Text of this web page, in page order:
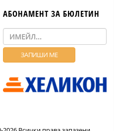
АБОНАМЕНТ ЗА БЮЛЕТИН